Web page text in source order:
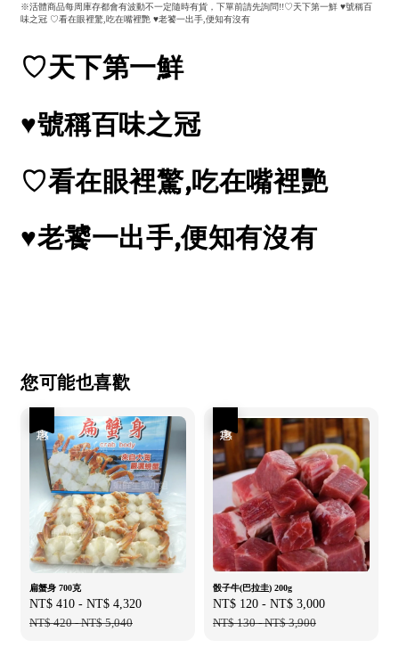
※活體商品每周庫存都會有波動不一定隨時有貨，下單前請先詢問!!♡天下第一鮮 ♥號稱百
味之冠 ♡看在眼裡驚,吃在嘴裡艷 ♥老饕一出手,便知有沒有
♡天下第一鮮
♥號稱百味之冠
♡看在眼裡驚,吃在嘴裡艷
♥老饕一出手,便知有沒有
您可能也喜歡
扁蟹身 700克
Sale
price
NT$ 410 - NT$ 4,320
NT$ 420-NT$ 5,040
骰子牛(巴拉圭) 200g
Sale
price
NT$ 120 - NT$ 3,000
NT$ 130-NT$ 3,900